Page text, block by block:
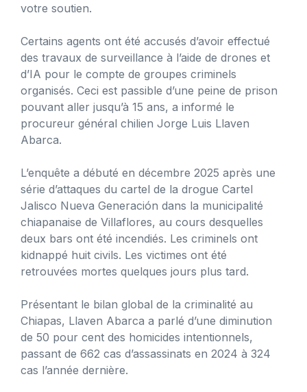
votre soutien.
Certains agents ont été accusés d’avoir effectué
des travaux de surveillance à l’aide de drones et
d’IA pour le compte de groupes criminels
organisés. Ceci est passible d’une peine de prison
pouvant aller jusqu’à 15 ans, a informé le
procureur général chilien Jorge Luis Llaven
Abarca.
L’enquête a débuté en décembre 2025 après une
série d’attaques du cartel de la drogue Cartel
Jalisco Nueva Generación dans la municipalité
chiapanaise de Villaflores, au cours desquelles
deux bars ont été incendiés. Les criminels ont
kidnappé huit civils. Les victimes ont été
retrouvées mortes quelques jours plus tard.
Présentant le bilan global de la criminalité au
Chiapas, Llaven Abarca a parlé d’une diminution
de 50 pour cent des homicides intentionnels,
passant de 662 cas d’assassinats en 2024 à 324
cas l’année dernière.